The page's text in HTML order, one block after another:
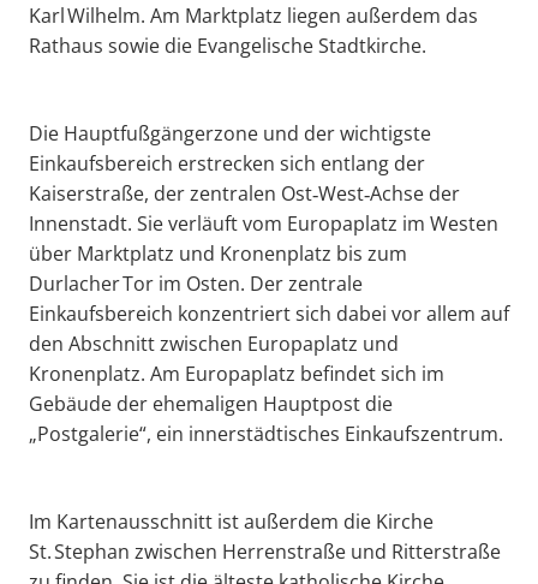
Karl Wilhelm. Am Marktplatz liegen außerdem das
Rathaus sowie die Evangelische Stadtkirche.
Die Hauptfußgängerzone und der wichtigste
Einkaufsbereich erstrecken sich entlang der
Kaiserstraße, der zentralen Ost‑West‑Achse der
Innenstadt. Sie verläuft vom Europaplatz im Westen
über Marktplatz und Kronenplatz bis zum
Durlacher Tor im Osten. Der zentrale
Einkaufsbereich konzentriert sich dabei vor allem auf
den Abschnitt zwischen Europaplatz und
Kronenplatz. Am Europaplatz befindet sich im
Gebäude der ehemaligen Hauptpost die
„Postgalerie“, ein innerstädtisches Einkaufszentrum.
Im Kartenausschnitt ist außerdem die Kirche
St. Stephan zwischen Herrenstraße und Ritterstraße